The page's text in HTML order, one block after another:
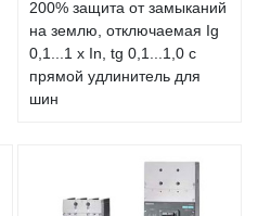
200% защита от замыканий
на землю, отключаемая Ig
0,1...1 x In, tg 0,1...1,0 с
прямой удлинитель для
шин